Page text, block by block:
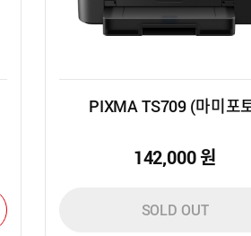
PIXMA TS709 (마미포
142,000원
SOLD OUT